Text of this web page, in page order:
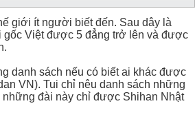
giới ít người biết đến. Sau dây là
gốc Việt được 5 đẳng trở lên và được
danh sách nếu có biết ai khác được
VN). Tui chỉ nêu danh sách những
đài này chỉ được Shihan Nhật